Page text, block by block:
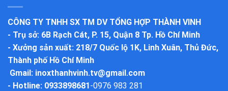
CÔNG TY TNHH SX TM DV TỔNG HỢP THÀNH VINH
- Trụ sở: 6B Rạch Cát, P. 15, Quận 8 Tp. Hồ Chí Minh
- Xưởng sản xuất: 218/7 Quốc lộ 1K, Linh Xuân, Thủ Đức,
Thành phố Hồ Chí Minh
Gmail: inoxthanhvinh.tv@gmail.com
- Hotline: 0933898681-0976 983 281